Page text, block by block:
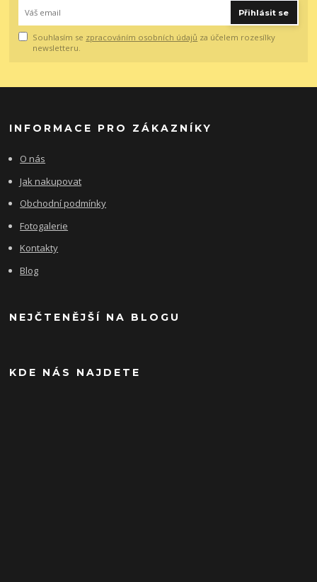
Přihlásit se
Souhlasím se zpracováním osobních údajů za účelem rozesílky
newsletteru.
INFORMACE PRO ZÁKAZNÍKY
O nás
Jak nakupovat
Obchodní podmínky
Fotogalerie
Kontakty
Blog
NEJČTENĚJŠÍ NA BLOGU
KDE NÁS NAJDETE